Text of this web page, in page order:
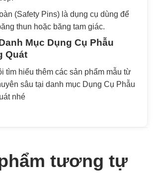
(Safety Pins) là dụng cụ dùng để
thun hoặc băng tam giác.
Mục Dụng Cụ Phẫu
Quát
tìm hiểu thêm các sản phẩm mẫu từ
sâu tại danh mục Dụng Cụ Phẫu
nhé
tương tự